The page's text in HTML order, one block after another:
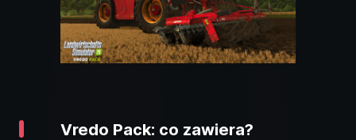
Vredo Pack: co zawiera?